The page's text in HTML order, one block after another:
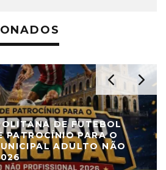
DE FUTEBOL
PATROCÍNIO PARA O
ADULTO NÃO